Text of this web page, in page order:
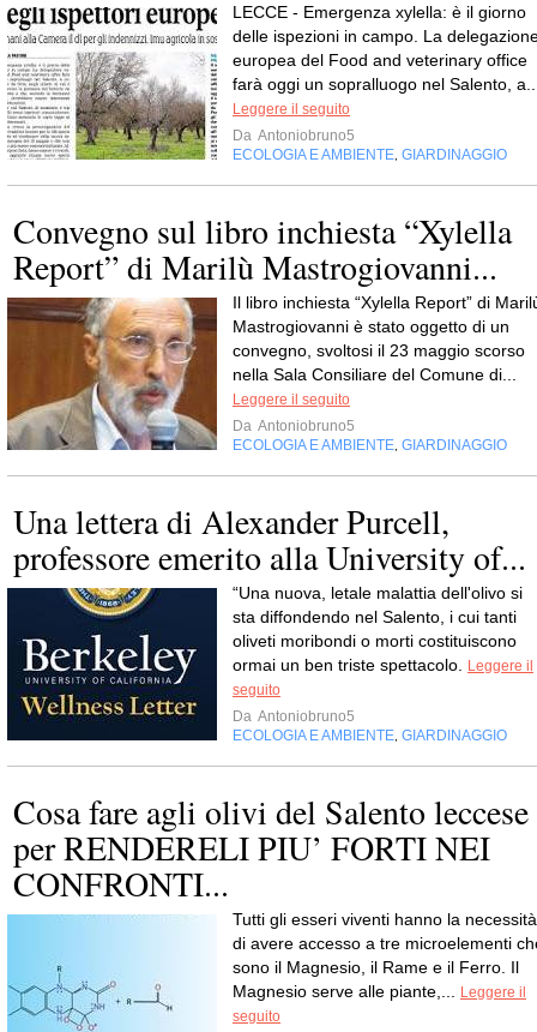
LECCE - Emergenza xylella: è il giorno
delle ispezioni in campo. La
europea del Food and veterinary office
farà oggi un sopralluogo nel Salento,
Leggere il seguito
Da Antoniobruno5
ECOLOGIA E AMBIENTE GIARDINAGGIO
Convegno sul libro inchiesta “Xylella
Report” di Marilù Mastrogiovanni...
Il libro inchiesta “Xylella Report” di
Mastrogiovanni è stato oggetto di un
convegno, svoltosi il 23 maggio scorso
nella Sala Consiliare del Comune di...
Leggere il seguito
Da Antoniobruno5
ECOLOGIA E AMBIENTE GIARDINAGGIO
Una lettera di Alexander Purcell,
professore emerito alla University of...
“Una nuova, letale malattia dell'olivo si
sta diffondendo nel Salento, i cui tanti
oliveti moribondi o morti costituiscono
ormai un ben triste spettacolo.
Leggere il
seguito
Da Antoniobruno5
ECOLOGIA E AMBIENTE GIARDINAGGIO
Cosa fare agli olivi del Salento leccese
per RENDERELI PIU’ FORTI NEI
CONFRONTI...
Tutti gli esseri viventi hanno la necessità
di avere accesso a tre microelementi
sono il Magnesio, il Rame e il Ferro. Il
Magnesio serve alle piante,...
Leggere il
seguito